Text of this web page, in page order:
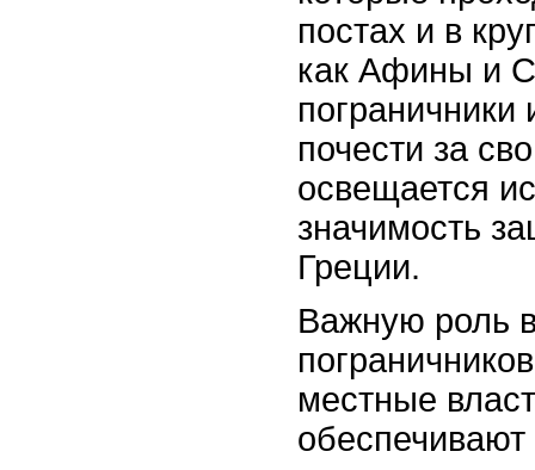
постах и в
как Афины и
почести за
освещается
значимость
Греции.
Важную роль
местные